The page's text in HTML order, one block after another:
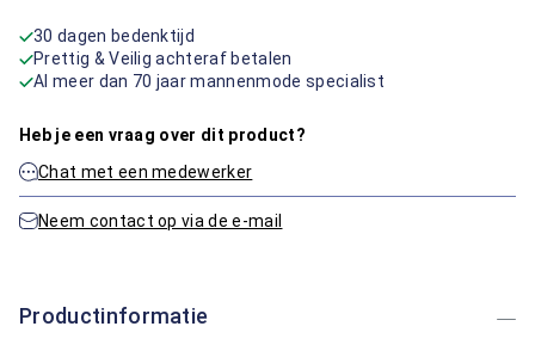
30 dagen bedenktijd
Prettig & Veilig achteraf betalen
Al meer dan 70 jaar mannenmode specialist
Heb je een vraag over dit product?
Chat met een medewerker
Neem contact op via de e-mail
Productinformatie